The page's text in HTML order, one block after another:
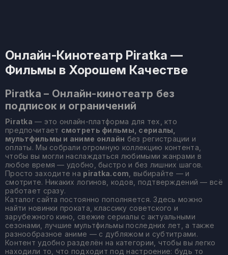
Онлайн-Кинотеатр Piratka —
Фильмы в Хорошем Качестве
Piratka – Онлайн-кинотеатр без
подписок и ограничений
Piratka — это онлайн-платформа для тех, кто
предпочитает смотреть фильмы, сериалы,
мультфильмы и аниме онлайн без регистрации и
оплаты. Мы собрали огромную коллекцию контента,
чтобы вы могли наслаждаться любимыми жанрами в
любое время — удобно, быстро и без лишних шагов.
Просто заходите на piratka.com , выбирайте — и
смотрите. Никаких логинов, кодов, подтверждений — всё
работает сразу.
Каталог сайта постоянно пополняется. Здесь можно
найти новинки проката, классику советского и
зарубежного кино, свежие сериалы с актуальными
сезонами, лучшие мультфильмы последних лет, а также
разнообразное аниме — с дубляжом и субтитрами.
Контент удобно разделён на категории, чтобы вы легко
находили то, что подходит под настроение: будь то